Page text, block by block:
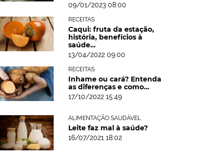
09/01/2023 08:00
RECEITAS
Caqui: fruta da estação,
história, benefícios à
saúde…
13/04/2022 09:00
RECEITAS
Inhame ou cará? Entenda
as diferenças e como…
17/10/2022 15:49
ALIMENTAÇÃO SAUDÁVEL
Leite faz mal à saúde?
16/07/2021 18:02